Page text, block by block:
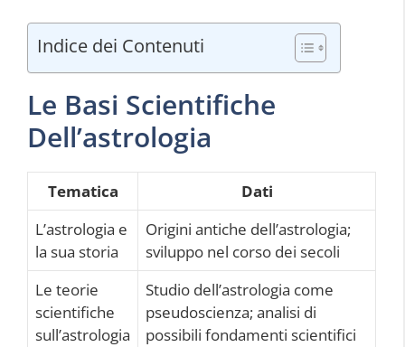
Indice dei Contenuti
Le Basi Scientifiche
Dell’astrologia
Tematica
Dati
L’astrologia e
la sua storia
Origini antiche dell’astrologia;
sviluppo nel corso dei secoli
Le teorie
scientifiche
sull’astrologia
Studio dell’astrologia come
pseudoscienza; analisi di
possibili fondamenti scientifici